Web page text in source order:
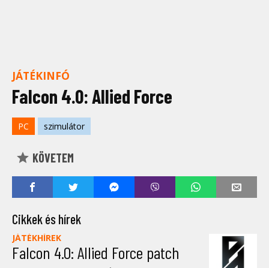
JÁTÉKINFÓ
Falcon 4.0: Allied Force
PC szimulátor
KÖVETEM
Cikkek és hírek
JÁTÉKHÍREK
Falcon 4.0: Allied Force patch